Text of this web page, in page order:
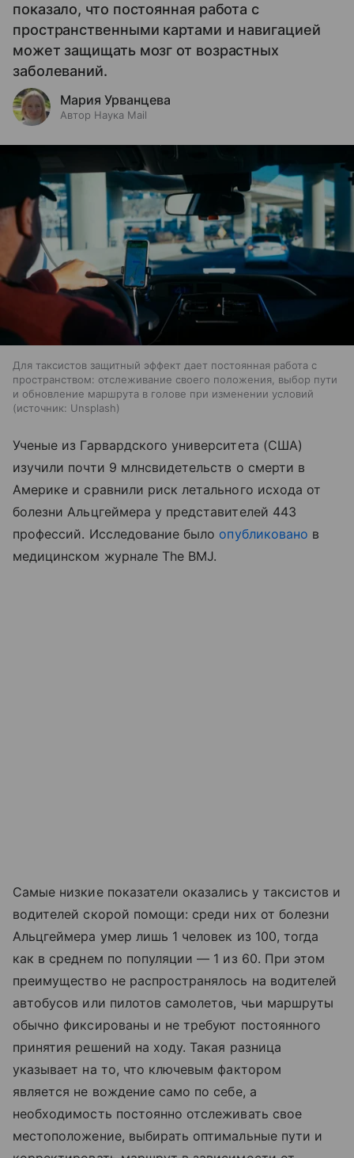
показало, что постоянная работа с
пространственными картами и навигацией
может защищать мозг от возрастных
заболеваний.
Мария Урванцева
Автор Наука Mail
Для таксистов защитный эффект дает постоянная работа с
пространством: отслеживание своего положения, выбор пути
и обновление маршрута в голове при изменении условий
источник: Unsplash
Ученые из Гарвардского университета (США)
изучили почти 9 млнсвидетельств о смерти в
Америке и сравнили риск летального исхода от
болезни Альцгеймера у представителей 443
профессий. Исследование было опубликовано в
медицинском журнале The BMJ.
Самые низкие показатели оказались у таксистов и
водителей скорой помощи: среди них от болезни
Альцгеймера умер лишь 1 человек из 100, тогда
как в среднем по популяции — 1 из 60. При этом
преимущество не распространялось на водителей
автобусов или пилотов самолетов, чьи маршруты
обычно фиксированы и не требуют постоянного
принятия решений на ходу. Такая разница
указывает на то, что ключевым фактором
является не вождение само по себе, а
необходимость постоянно отслеживать свое
местоположение, выбирать оптимальные пути и